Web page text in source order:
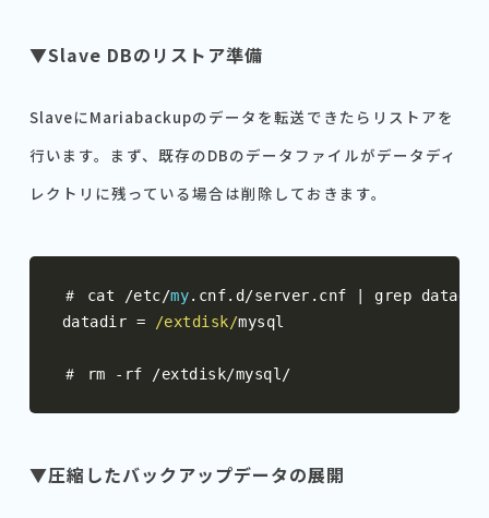
▼Slave DBのリストア準備
SlaveにMariabackupのデータを転送できたらリストアを
行います。まず、既存のDBのデータファイルがデータディ
レクトリに残っている場合は削除しておきます。
＃ cat /etc/my. cnf. d/server . cnf
grep datadir
datadir = /extdisk/mysql
＃ rm - rf /extdisk/mysql/
▼圧縮したバックアップデータの展開